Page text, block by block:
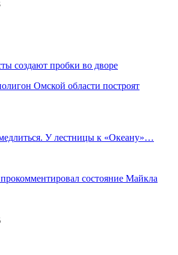
создают пробки во дворе
Омской области построят
У лестницы к «Океану»…
состояние Майкла